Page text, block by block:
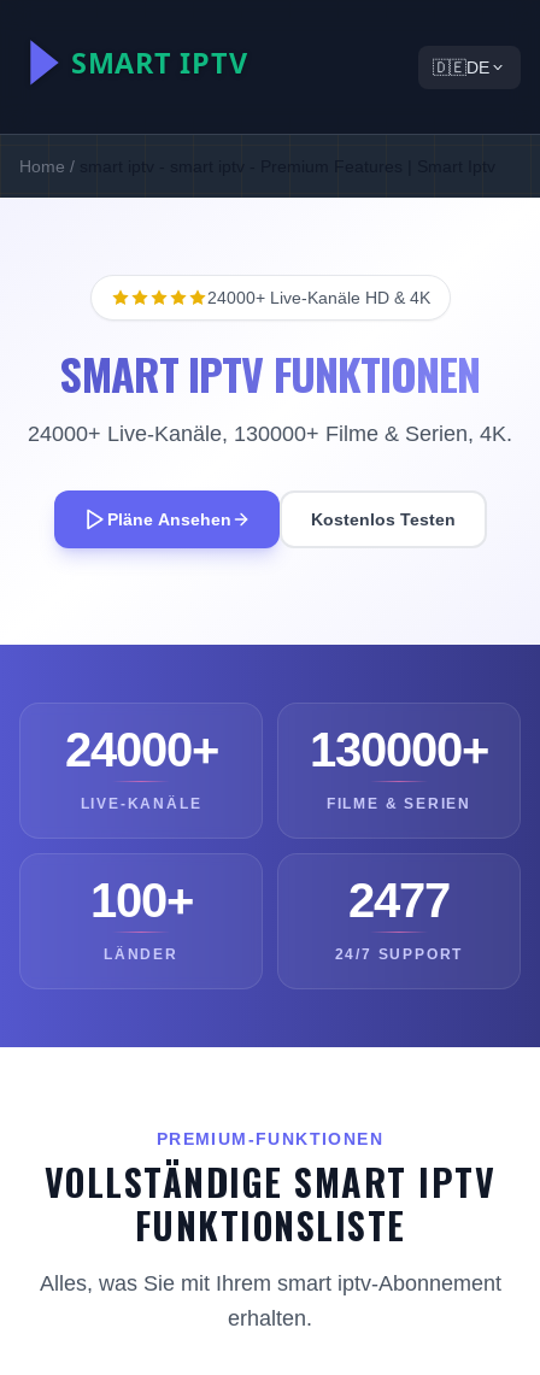
🇩🇪DE
Home / smart iptv - smart iptv - Premium Features | Smart Iptv
24000+ Live-Kanäle HD & 4K
SMART IPTV FUNKTIONEN
24000+ Live-Kanäle, 130000+ Filme & Serien, 4K.
Pläne Ansehen Kostenlos Testen
24000+
LIVE-KANÄLE
130000+
FILME & SERIEN
100+
LÄNDER
2477
24/7 SUPPORT
PREMIUM-FUNKTIONEN
VOLLSTÄNDIGE SMART IPTV
FUNKTIONSLISTE
Alles, was Sie mit Ihrem smart iptv-Abonnement
erhalten.